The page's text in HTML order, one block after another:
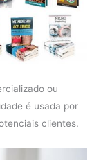
ou
é usada por
clientes.